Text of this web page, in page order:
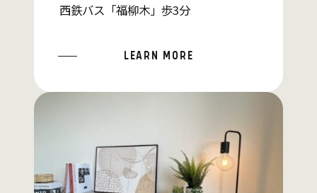
西鉄バス「福柳木」歩3分
LEARN MORE